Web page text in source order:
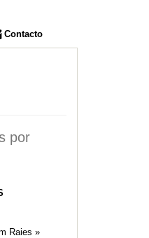
Contacto
por
Raies »